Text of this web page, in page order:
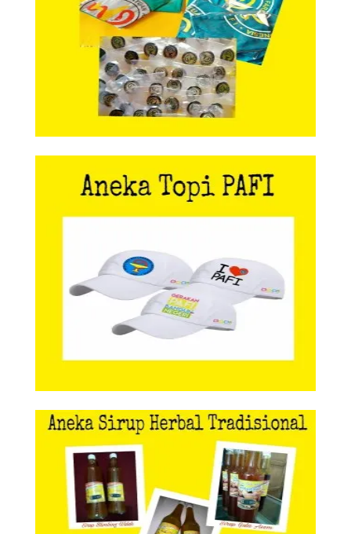
Aneka Topi PAFI
Aneka Sirup Herbal Tradisional
Aneka Sirup Herbal
Tradisional